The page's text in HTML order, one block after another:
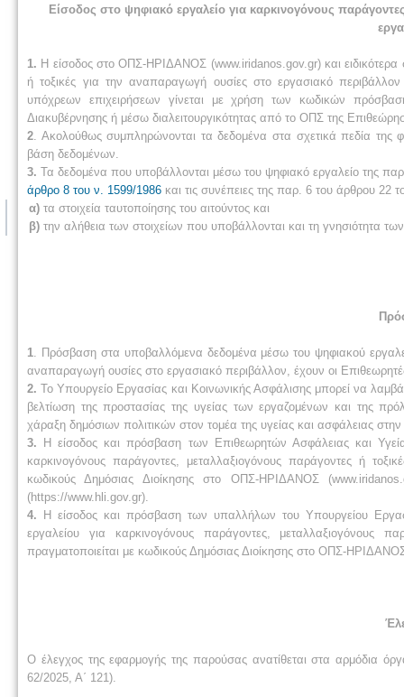
Είσοδος στο ψηφιακό εργαλείο για καρκινογόνους
1. Η είσοδος στο ΟΠΣ-ΗΡΙΔΑΝΟΣ (www.iridanos.gov.gr) και ειδικότερα
ή τοξικές για την αναπαραγωγή ουσίες στο εργασιακό
υπόχρεων επιχειρήσεων γίνεται με χρήση των κωδικών
Διακυβέρνησης ή μέσω διαλειτουργικότητας από το ΟΠΣ της
2 . Ακολούθως συμπληρώνονται τα δεδομένα στα σχετικά πεδία της
βάση δεδομένων.
3. Τα δεδομένα που υποβάλλονται μέσω του ψηφιακό εργαλείο της
άρθρο 8 του ν. 1599/1986 και τις συνέπειες της παρ. 6 του άρθρου 22
α) τα στοιχεία ταυτοποίησης του αιτούντος και
β) την αλήθεια των στοιχείων που υποβάλλονται και τη γνησιότητα
1 . Πρόσβαση στα υποβαλλόμενα δεδομένα μέσω του ψηφιακού
αναπαραγωγή ουσίες στο εργασιακό περιβάλλον, έχουν οι
2.Το Υπουργείο Εργασίας και Κοινωνικής Ασφάλισης μπορεί να
βελτίωση της προστασίας της υγείας των εργαζομένων και της
χάραξη δημόσιων πολιτικών στον τομέα της υγείας και ασφάλειας
3. Η είσοδος και πρόσβαση των Επιθεωρητών Ασφάλειας και
καρκινογόνους παράγοντες, μεταλλαξιογόνους παράγοντες ή
κωδικούς Δημόσιας Διοίκησης στο ΟΠΣ-ΗΡΙΔΑΝΟΣ
(https://www.hli.gov.gr).
4. Η είσοδος και πρόσβαση των υπαλλήλων του Υπουργείου
εργαλείου για καρκινογόνους παράγοντες, μεταλλαξιογόνους
πραγματοποιείται με κωδικούς Δημόσιας Διοίκησης στο ΟΠΣ-
Ο έλεγχος της εφαρμογής της παρούσας ανατίθεται στα αρμόδια
62/2025, Α΄ 121).